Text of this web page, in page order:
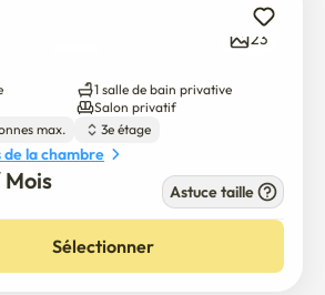
23
1 salle de bain privative
Salon privatif
max. 3e étage
de la chambre
Mois Astuce taille
Sélectionner